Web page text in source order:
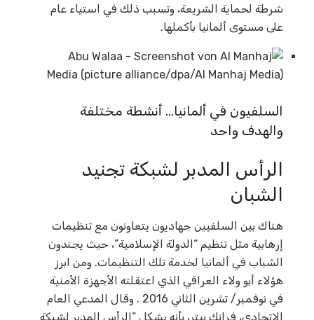
شرطة لحماية الشريعة، وتسبب ذلك في استياء عام
على مستوى ألمانيا بأكملها.
السلفيون في ألمانيا… أنشطة مختلفة
والهدف واحد
الرأس المدبر لشبكة تجنيد
الشبان
هناك بين السلفيين جهاديون يتعاونون مع تنظيمات
إرهابية مثل تنظيم “الدولة الإسلامية”، حيث يجندون
الشباب في ألمانيا لخدمة تلك التنظيمات. ومن ابرز
هؤلاء أبو ولاء العراقي الذي اعتقلته الأجهزة الأمنية
في نوفمبر/ تشرين الثاني 2016 . وقال المدعي العام
الاتحادي، فرانك بيتر، بأنه يشكل “الرأس المدبر لشبكة